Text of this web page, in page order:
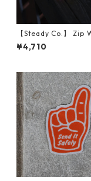
【Steady Co.】 Zip
(Fetti Camo, Green)
¥4,710